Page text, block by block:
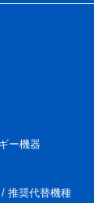
ー機器
推奨代替機種